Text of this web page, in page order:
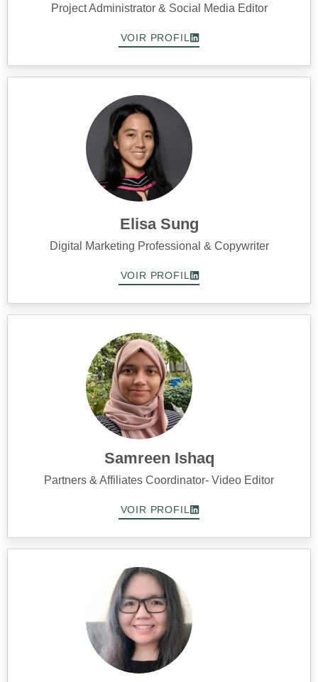
Project Administrator & Social Media Editor
VOIR PROFIL
Elisa Sung
Digital Marketing Professional & Copywriter
VOIR PROFIL
Samreen Ishaq
Partners & Affiliates Coordinator- Video Editor
VOIR PROFIL